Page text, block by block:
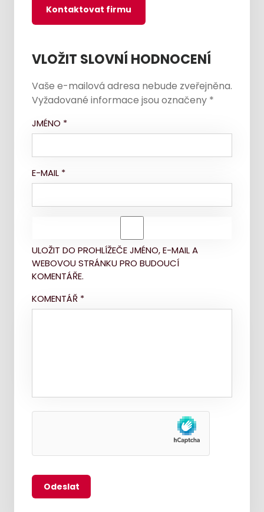
Kontaktovat firmu
VLOŽIT SLOVNÍ HODNOCENÍ
Vaše e-mailová adresa nebude zveřejněna.
Vyžadované informace jsou označeny *
JMÉNO *
E-MAIL *
ULOŽIT DO PROHLÍŽEČE JMÉNO, E-MAIL A
WEBOVOU STRÁNKU PRO BUDOUCÍ
KOMENTÁŘE.
KOMENTÁŘ *